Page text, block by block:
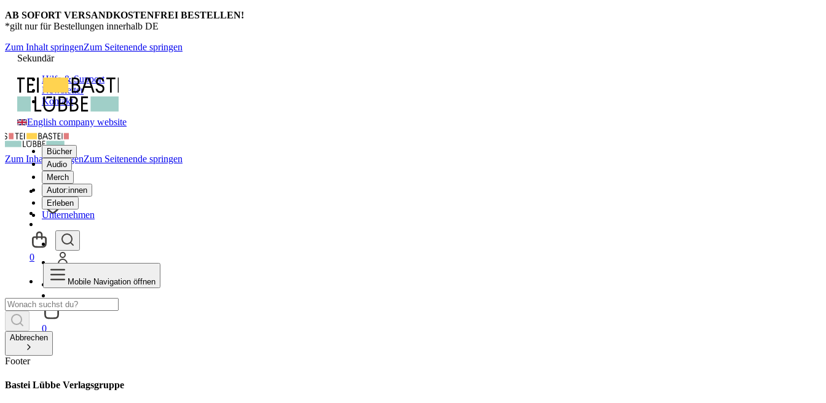
AB SOFORT VERSANDKOSTENFREI BESTELLEN!
*gilt nur für Bestellungen innerhalb DE
Zum Inhalt springenZum Seitenende springen
Sekundär
Hilfe & Support
Newsletter
Kontakt
English company website
Bücher
Audio
Merch
Autor:innen
Erleben
Unternehmen
0
Zum Inhalt springenZum Seitenende springen
0
Mobile Navigation öffnen
Abbrechen
Footer
Bastei Lübbe Verlagsgruppe